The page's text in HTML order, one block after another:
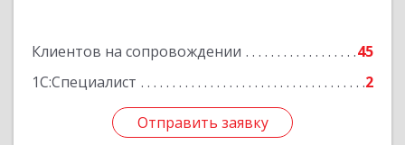
Клиентов на сопровождении
45
1С:Специалист
2
Отправить заявку
Подробнее
Отправить заявку